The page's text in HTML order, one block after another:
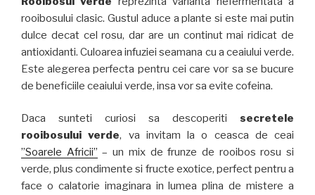
rooibosului clasic. Gustul aduce a plante si este mai putin
dulce decat cel rosu, dar are un continut mai ridicat de
antioxidanti. Culoarea infuziei seamana cu a ceaiului verde.
Este alegerea perfecta pentru cei care vor sa se bucure
de beneficiile ceaiului verde, insa vor sa evite cofeina.
Daca sunteti curiosi sa descoperiti secretele
rooibosului verde, va invitam la o ceasca de ceai
”Soarele Africii” – un mix de frunze de rooibos rosu si
verde, plus condimente si fructe exotice, perfect pentru a
face o calatorie imaginara in lumea plina de mistere a